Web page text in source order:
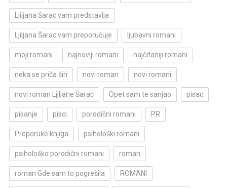
Ljiljana Šarac vam predstavlja
Ljiljana Šarac vam preporučuje ljubavni romani
moji romani najnoviji romani najčitaniji romani
neka se priča širi novi roman novi romani
novi roman Ljiljane Šarac Opet sam te sanjao pisac
pisanje pisci porodični romani PR
Preporuke knjiga psihološki romani
psihološko porodični romani roman
roman Gde sam to pogrešila ROMANI